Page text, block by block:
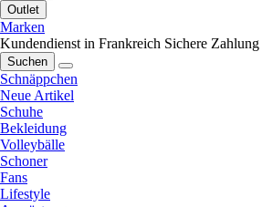
Outlet
Marken
Kundendienst in Frankreich Sichere Zahlung
Suchen
Schnäppchen
Neue Artikel
Schuhe
Bekleidung
Volleybälle
Schoner
Fans
Lifestyle